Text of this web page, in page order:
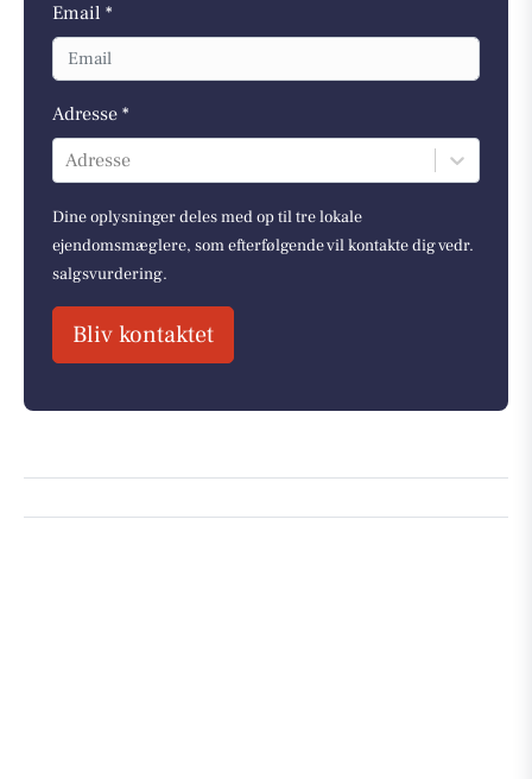
Email *
Adresse *
Adresse
Dine oplysninger deles med op til tre lokale
ejendomsmæglere, som efterfølgende vil kontakte dig vedr.
salgsvurdering.
Bliv kontaktet